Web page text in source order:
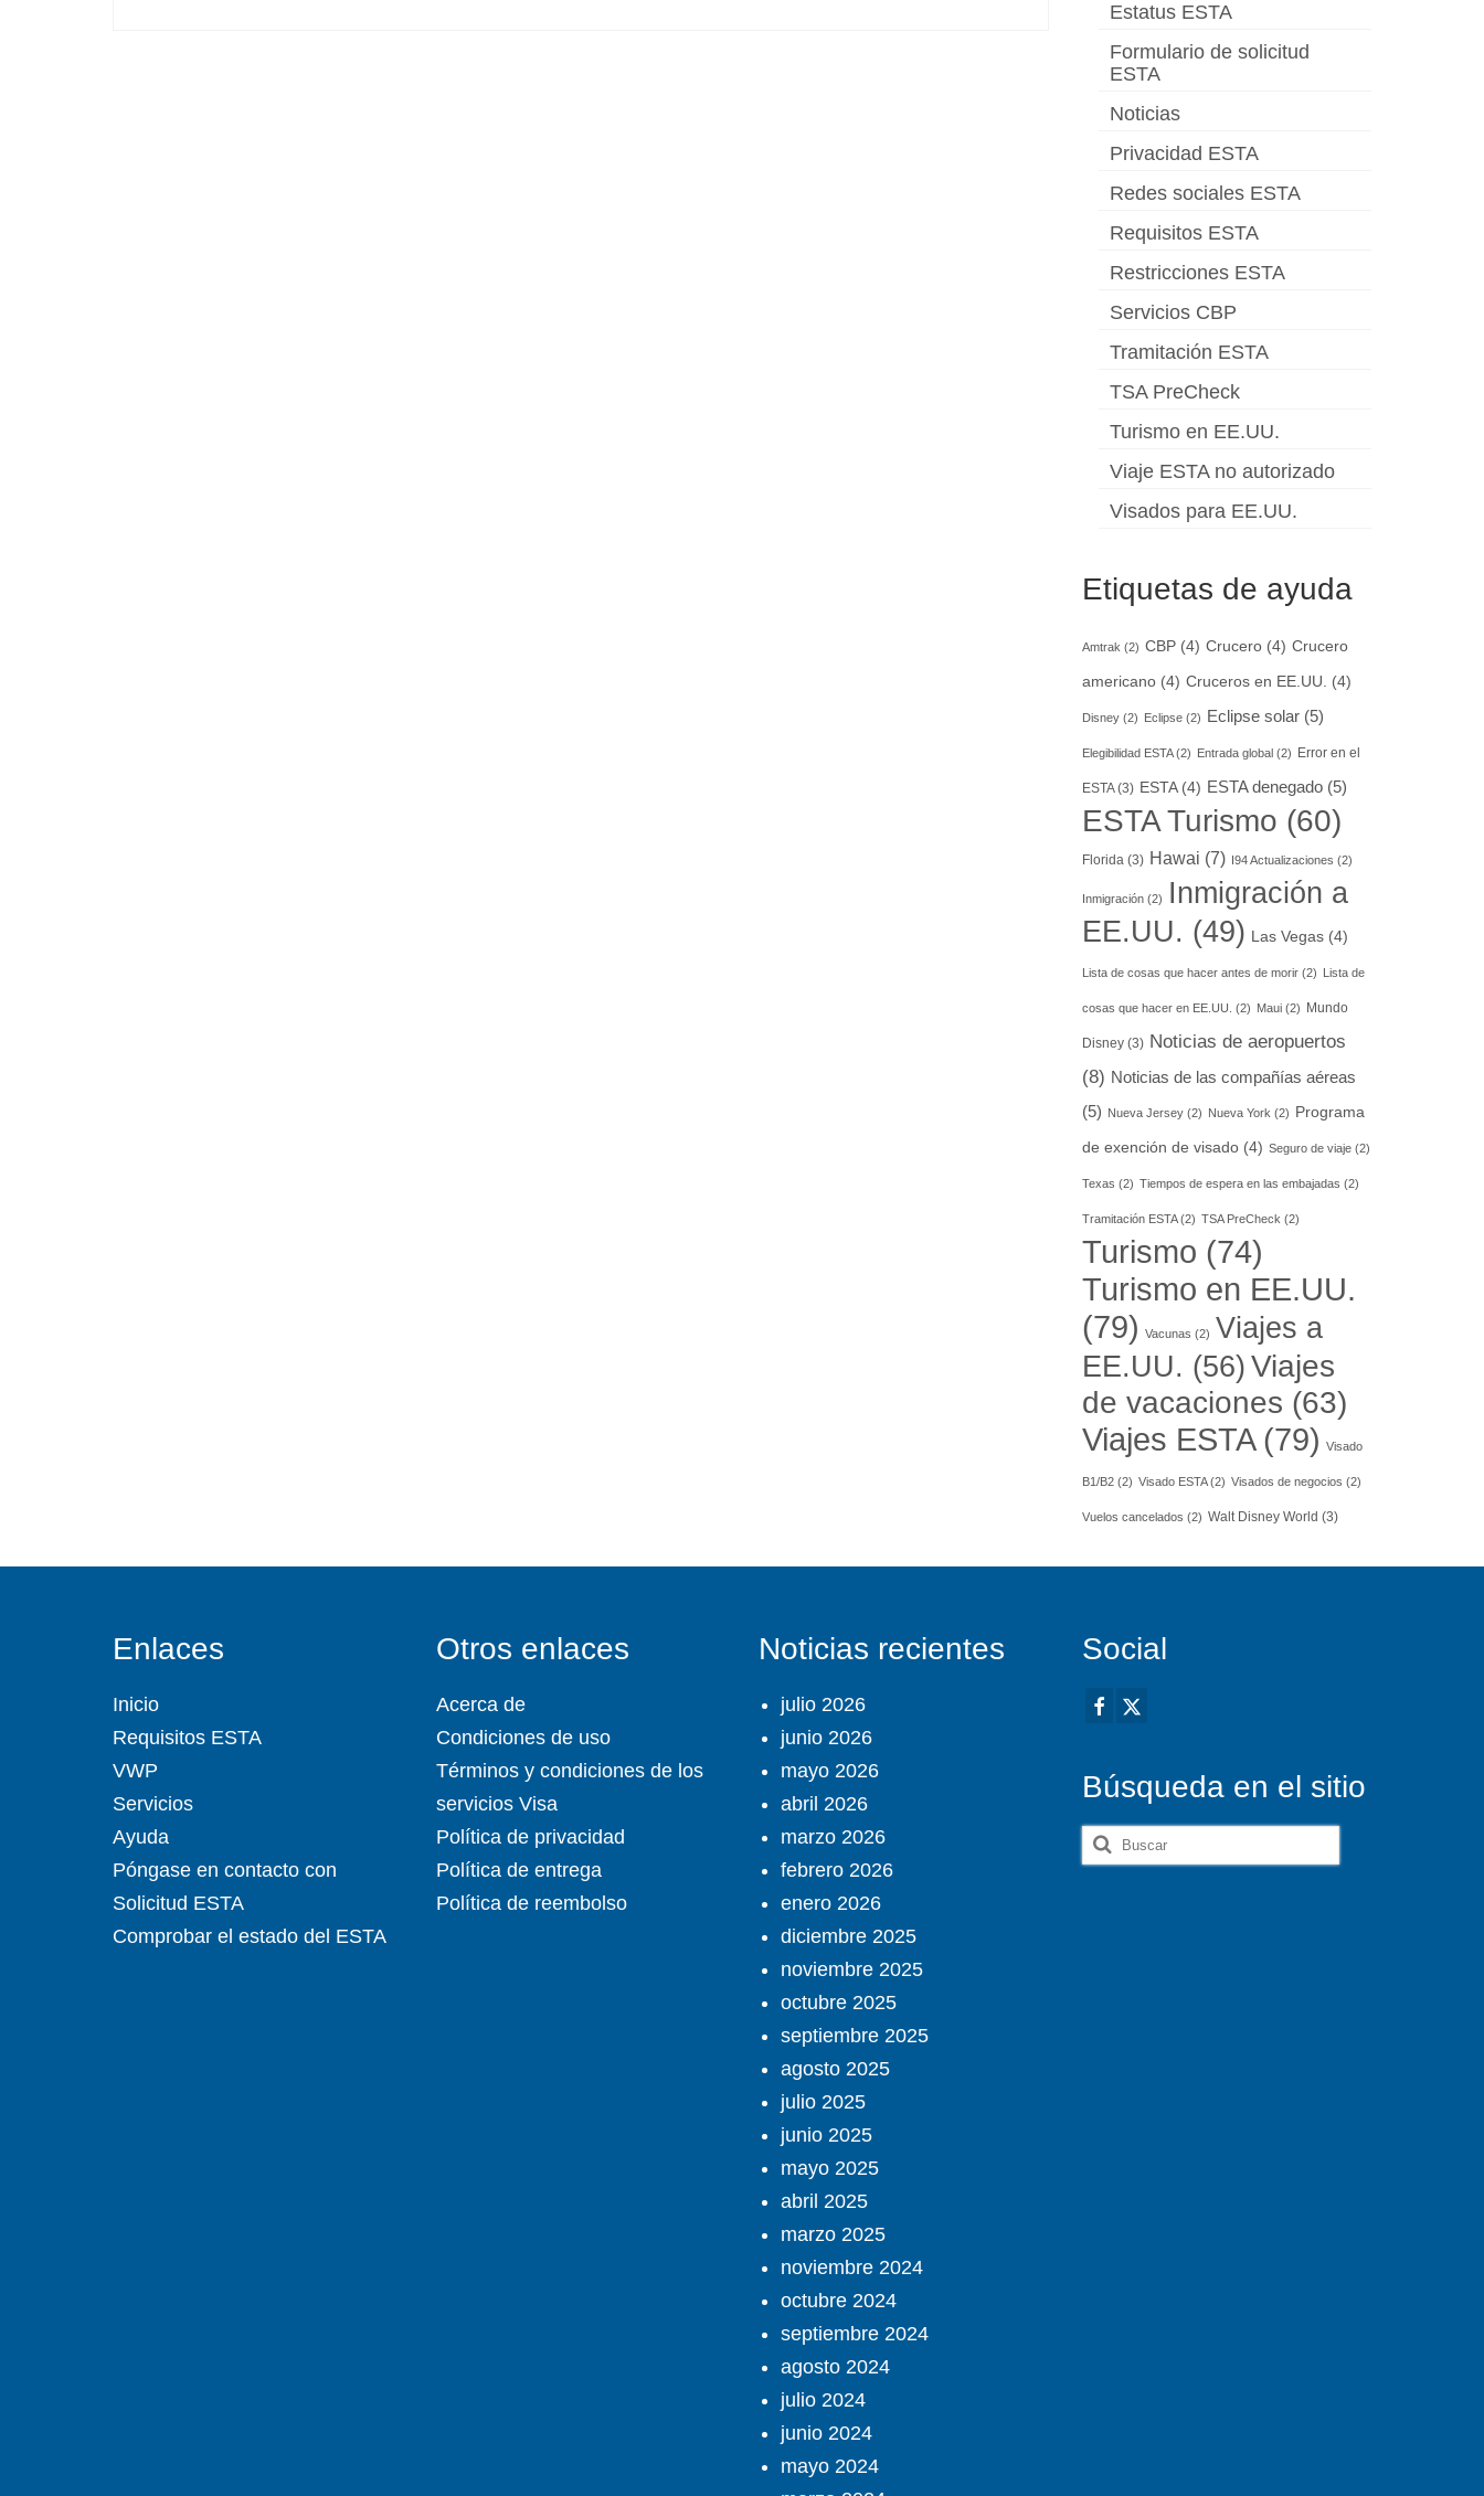
Estatus ESTA
Formulario de solicitud
ESTA
Noticias
Privacidad ESTA
Redes sociales ESTA
Requisitos ESTA
Restricciones ESTA
Servicios CBP
Tramitación ESTA
TSA PreCheck
Turismo en EE.UU.
Viaje ESTA no autorizado
Visados para EE.UU.
Etiquetas de ayuda
Amtrak (2) CBP(4) Crucero(4) Crucero
americano(4) Cruceros en EE.UU. (4)
Disney(2) Eclipse(2) Eclipse solar(5)
Elegibilidad ESTA(2) Entrada global (2) Error en el
ESTA(3) ESTA(4) ESTA denegado(5)
ESTA Turismo (60)
Florida(3) Hawai (7) I94 Actualizaciones (2)
Inmigración(2)
Inmigración a
EE.UU. (49) Las Vegas(4)
Lista de cosas que hacer antes de morir(2) Lista de
cosas que hacer en EE.UU. (2) Maui(2) Mundo
Disney(3) Noticias de aeropuertos
(8) Noticias de las compañías aéreas
(5) Nueva Jersey(2) Nueva York (2) Programa
de exención de visado(4) Seguro de viaje(2)
Texas (2) Tiempos de espera en las embajadas (2)
Tramitación ESTA(2) TSA PreCheck (2)
Turismo (74)
Turismo en EE.UU.
(79) Vacunas (2) Viajes a
EE.UU. (56)Viajes
de vacaciones (63)
Viajes ESTA(79) Visado
B1/B2(2) Visado ESTA(2) Visados de negocios (2)
Vuelos cancelados (2) Walt Disney World (3)
Enlaces
Inicio
Requisitos ESTA
VWP
Servicios
Ayuda
Póngase en contacto con
Solicitud ESTA
Comprobar el estado del ESTA
Otros enlaces
Acerca de
Condiciones de uso
Términos y condiciones de los
servicios Visa
Política de privacidad
Política de entrega
Política de reembolso
Noticias recientes
julio 2026
junio 2026
mayo 2026
abril 2026
marzo 2026
febrero 2026
enero 2026
diciembre 2025
noviembre 2025
octubre 2025
septiembre 2025
agosto 2025
julio 2025
junio 2025
mayo 2025
abril 2025
marzo 2025
noviembre 2024
octubre 2024
septiembre 2024
agosto 2024
julio 2024
junio 2024
mayo 2024
Social
Búsqueda en el sitio
Buscar
por: